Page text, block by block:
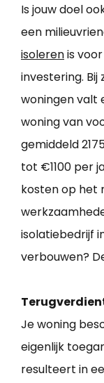
Is jouw doel
een
isolerenis
investering. Bij
woningen valt
woning van
gemiddeld
tot €1100 per
kosten op het
isolatiebedrijf
verbouwen?
Je woning
eigenlijk
resulteert in